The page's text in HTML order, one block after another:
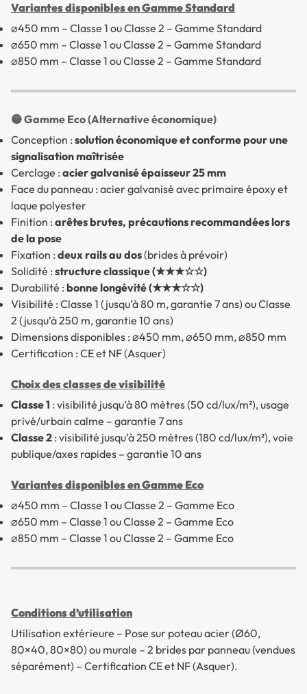
Variantes disponibles en Gamme Standard
⌀450 mm – Classe 1 ou Classe 2 – Gamme Standard
⌀650 mm – Classe 1 ou Classe 2 – Gamme Standard
⌀850 mm – Classe 1 ou Classe 2 – Gamme Standard
🟡 Gamme Eco (Alternative économique)
Conception : solution économique et conforme pour une
signalisation maîtrisée
Cerclage : acier galvanisé épaisseur 25 mm
Face du panneau : acier galvanisé avec primaire époxy et
laque polyester
Finition : arêtes brutes, précautions recommandées lors
de la pose
Fixation : deux rails au dos(brides à prévoir)
Solidité : structure classique (★★★☆☆)
Durabilité : bonne longévité (★★★☆☆)
Visibilité : Classe 1 (jusqu’à 80 m, garantie 7 ans) ou Classe
2 (jusqu’à 250 m, garantie 10 ans)
Dimensions disponibles : ⌀450 mm, ⌀650 mm, ⌀850 mm
Certification : CE et NF (Asquer)
Choix des classes de visibilité
Classe 1 : visibilité jusqu’à 80 mètres (50 cd/lux/m²), usage
privé/urbain calme – garantie 7 ans
Classe 2 : visibilité jusqu’à 250 mètres (180 cd/lux/m²), voie
publique/axes rapides – garantie 10 ans
Variantes disponibles en Gamme Eco
⌀450 mm – Classe 1 ou Classe 2 – Gamme Eco
⌀650 mm – Classe 1 ou Classe 2 – Gamme Eco
⌀850 mm – Classe 1 ou Classe 2 – Gamme Eco
Conditions d’utilisation
Utilisation extérieure – Pose sur poteau acier (Ø60,
80×40, 80×80) ou murale – 2 brides par panneau (vendues
séparément) – Certification CE et NF (Asquer).